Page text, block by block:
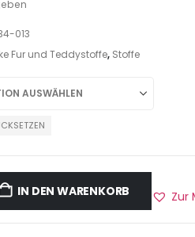
013
Fur und Teddystoffe, Stoffe
IN DEN WARENKORB Zur